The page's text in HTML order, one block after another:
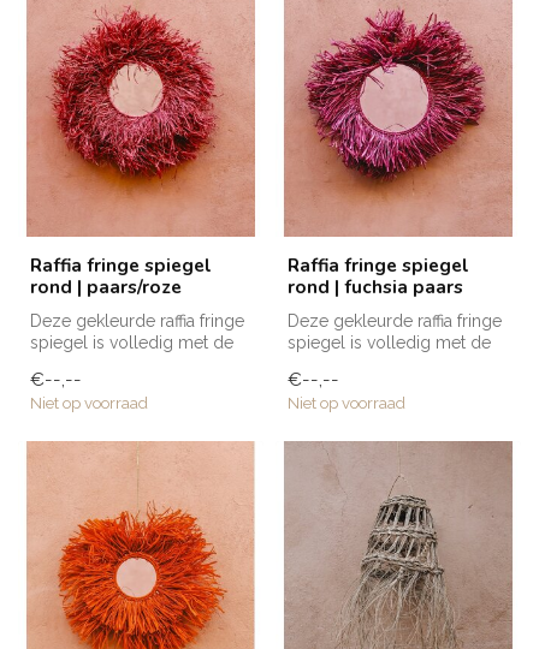
Raffia fringe spiegel
rond | paars/roze
Deze gekleurde raffia fringe
spiegel is volledig met de
€--,--
Niet op voorraad
Raffia fringe spiegel
rond | fuchsia paars
Deze gekleurde raffia fringe
spiegel is volledig met de
€--,--
Niet op voorraad